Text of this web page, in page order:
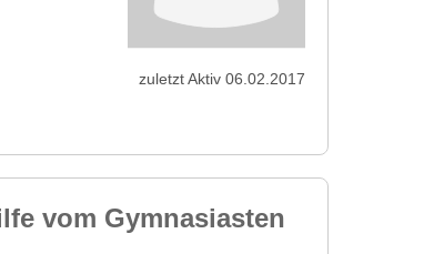
zuletzt Aktiv 06.02.2017
vom Gymnasiasten